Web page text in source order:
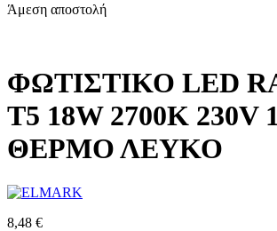
Άμεση αποστολή
ΦΩΤΙΣΤΙΚΟ LED
T5 18W 2700K 230V
ΘΕΡΜΟ ΛΕΥΚΟ
8,48 €